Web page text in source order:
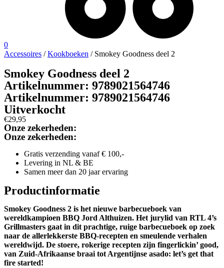
0
Accessoires /Kookboeken / Smokey Goodness deel 2
Smokey Goodness deel 2
Artikelnummer: 9789021564746
Artikelnummer: 9789021564746
Uitverkocht
€29,95
Onze zekerheden:
Onze zekerheden:
Gratis verzending vanaf € 100,-
Levering in NL & BE
Samen meer dan 20 jaar ervaring
Productinformatie
Smokey Goodness 2 is het nieuwe barbecueboek van
wereldkampioen BBQ Jord Althuizen. Het jurylid van RTL 4’s
Grillmasters gaat in dit prachtige, ruige barbecueboek op zoek
naar de allerlekkerste BBQ-recepten en smeulende verhalen
wereldwijd. De stoere, rokerige recepten zijn fingerlickin’ good,
van Zuid-Afrikaanse braai tot Argentijnse asado: let’s get that
fire started!